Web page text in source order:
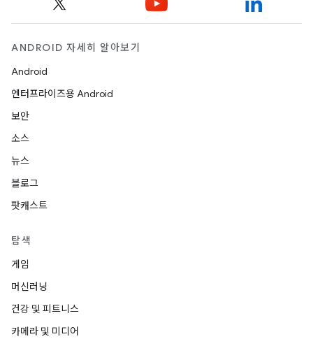
ANDROID 자세히 알아보기
Android
엔터프라이즈용 Android
보안
소스
뉴스
블로그
팟캐스트
탐색
게임
머신러닝
건강 및 피트니스
카메라 및 미디어